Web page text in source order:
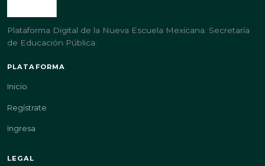
Plataforma Digital de la Nueva Escuela Mexicana. Secretaría
de Educación Pública.
PLATAFORMA
Inicio
Regístrate
Ingresa
LEGAL